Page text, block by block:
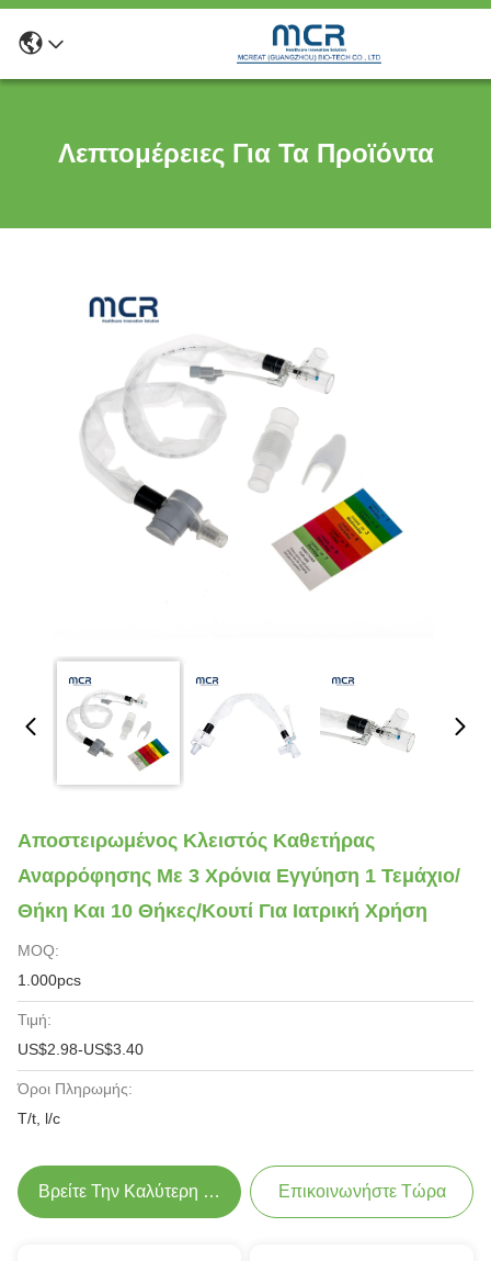
Λεπτομέρειες Για Τα Προϊόντα
Αποστειρωμένος Κλειστός Καθετήρας
Αναρρόφησης Με 3 Χρόνια Εγγύηση 1 Τεμάχιο/
Θήκη Και 10 Θήκες/Κουτί Για Ιατρική Χρήση
MOQ:
1.000pcs
Τιμή:
US$2.98-US$3.40
Όροι Πληρωμής:
T/t, l/c
Βρείτε Την Καλύτερη Τιμή Επικοινωνήστε Τώρα